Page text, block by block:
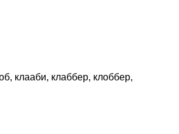
клааби, клаббер, клоббер,